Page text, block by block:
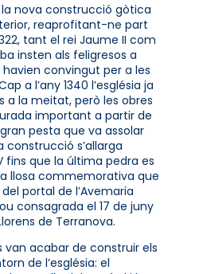
nova construcció gòtica
reaprofitant-ne part
tant el rei Jaume II com
insten als feligresos a
convingut per a les
a l’any 1340 l’església ja
a la meitat, però les obres
important a partir de
pesta que va assolar
construcció s’allarga
fins que la última pedra es
La llosa commemorativa que
portal de l’Avemaria
consagrada el 17 de juny
de Terranova.
van acabar de construir els
de l’església: el